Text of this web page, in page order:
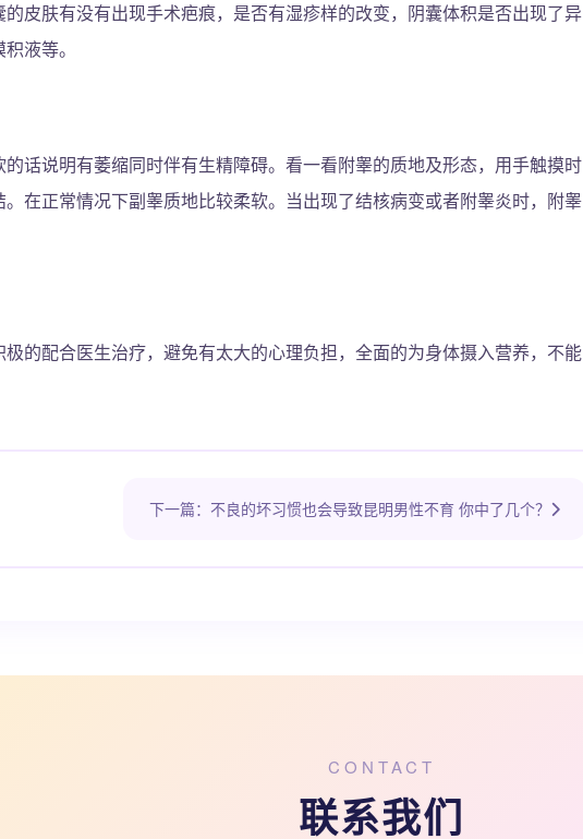
皮肤有没有出现手术疤痕，是否有湿疹样的改变，阴囊体积是否出现了异
液等。
话说明有萎缩同时伴有生精障碍。看一看附睾的质地及形态，用手触摸时
在正常情况下副睾质地比较柔软。当出现了结核病变或者附睾炎时，附睾
的配合医生治疗，避免有太大的心理负担，全面的为身体摄入营养，不能
下一篇：不良的坏习惯也会导致昆明男性不育 你中了几个？
CONTACT
联系我们